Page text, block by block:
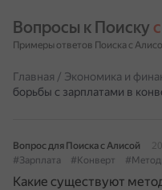
Вопросы к Поиску
Примеры ответов Поиска с
Главная / Экономика и
борьбы с зарплатами в
Вопрос для Поиска с Алисой
#Зарплата
#Конверт
Какие существуют